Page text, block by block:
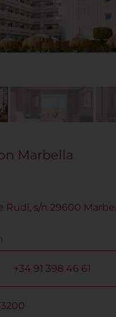
Marbella
Rudi, s/n 29600
+34 91 398 46 61